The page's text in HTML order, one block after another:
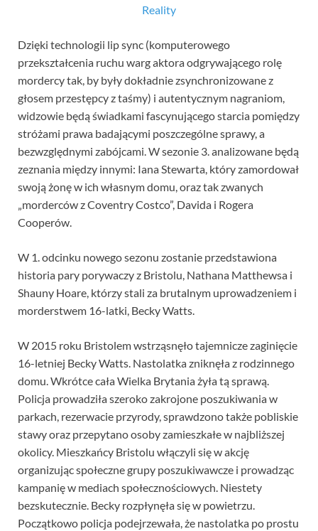
Reality
Dzięki technologii lip sync (komputerowego
przekształcenia ruchu warg aktora odgrywającego rolę
mordercy tak, by były dokładnie zsynchronizowane z
głosem przestępcy z taśmy) i autentycznym nagraniom,
widzowie będą świadkami fascynującego starcia pomiędzy
stróżami prawa badającymi poszczególne sprawy, a
bezwzględnymi zabójcami. W sezonie 3. analizowane będą
zeznania między innymi: Iana Stewarta, który zamordował
swoją żonę w ich własnym domu, oraz tak zwanych
„morderców z Coventry Costco”, Davida i Rogera
Cooperów.
W 1. odcinku nowego sezonu zostanie przedstawiona
historia pary porywaczy z Bristolu, Nathana Matthewsa i
Shauny Hoare, którzy stali za brutalnym uprowadzeniem i
morderstwem 16-latki, Becky Watts.
W 2015 roku Bristolem wstrząsnęło tajemnicze zaginięcie
16-letniej Becky Watts. Nastolatka zniknęła z rodzinnego
domu. Wkrótce cała Wielka Brytania żyła tą sprawą.
Policja prowadziła szeroko zakrojone poszukiwania w
parkach, rezerwacie przyrody, sprawdzono także pobliskie
stawy oraz przepytano osoby zamieszkałe w najbliższej
okolicy. Mieszkańcy Bristolu włączyli się w akcję
organizując społeczne grupy poszukiwawcze i prowadząc
kampanię w mediach społecznościowych. Niestety
bezskutecznie. Becky rozpłynęła się w powietrzu.
Początkowo policja podejrzewała, że nastolatka po prostu